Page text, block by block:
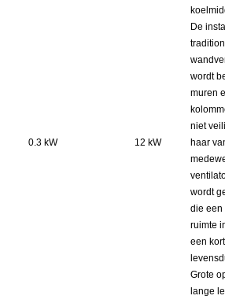
0.3 kW 12 kW
De
wordt
muren
niet
haar
wordt
die een
ruimte
een
Grote
lange